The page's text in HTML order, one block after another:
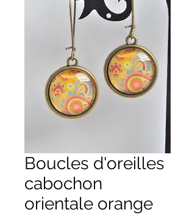
Boucles d'oreilles
cabochon
orientale orange